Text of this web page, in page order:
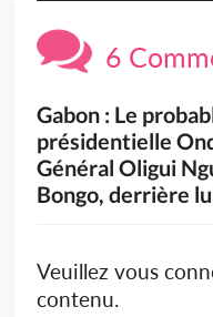
6
Gabon : Le
présidentielle
Général Oligui
Bongo, derrière
Veuillez vous
contenu.